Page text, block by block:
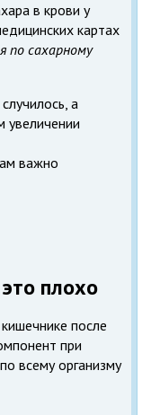
в крови у
картах
по сахарному
а
увеличении
важно
плохо
после
при
всему организму